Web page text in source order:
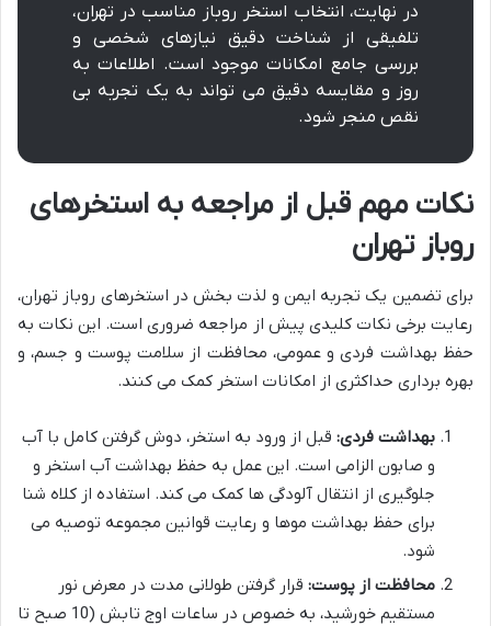
در نهایت، انتخاب استخر روباز مناسب در تهران،
تلفیقی از شناخت دقیق نیازهای شخصی و
بررسی جامع امکانات موجود است. اطلاعات به
روز و مقایسه دقیق می تواند به یک تجربه بی
نقص منجر شود.
نکات مهم قبل از مراجعه به استخرهای
روباز تهران
برای تضمین یک تجربه ایمن و لذت بخش در استخرهای روباز تهران،
رعایت برخی نکات کلیدی پیش از مراجعه ضروری است. این نکات به
حفظ بهداشت فردی و عمومی، محافظت از سلامت پوست و جسم، و
بهره برداری حداکثری از امکانات استخر کمک می کنند.
بهداشت فردی: قبل از ورود به استخر، دوش گرفتن کامل با آب
و صابون الزامی است. این عمل به حفظ بهداشت آب استخر و
جلوگیری از انتقال آلودگی ها کمک می کند. استفاده از کلاه شنا
برای حفظ بهداشت موها و رعایت قوانین مجموعه توصیه می
شود.
محافظت از پوست: قرار گرفتن طولانی مدت در معرض نور
مستقیم خورشید، به خصوص در ساعات اوج تابش (10 صبح تا